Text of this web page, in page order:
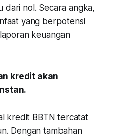
dari nol. Secara angka,
yang berpotensi
keuangan
kredit akan
kredit BBTN tercatat
Dengan tambahan